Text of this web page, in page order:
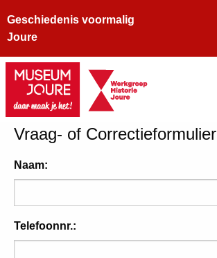
Geschiedenis voormalig
Joure
Vraag- of Correctieformulier
Naam:
Telefoonnr.: